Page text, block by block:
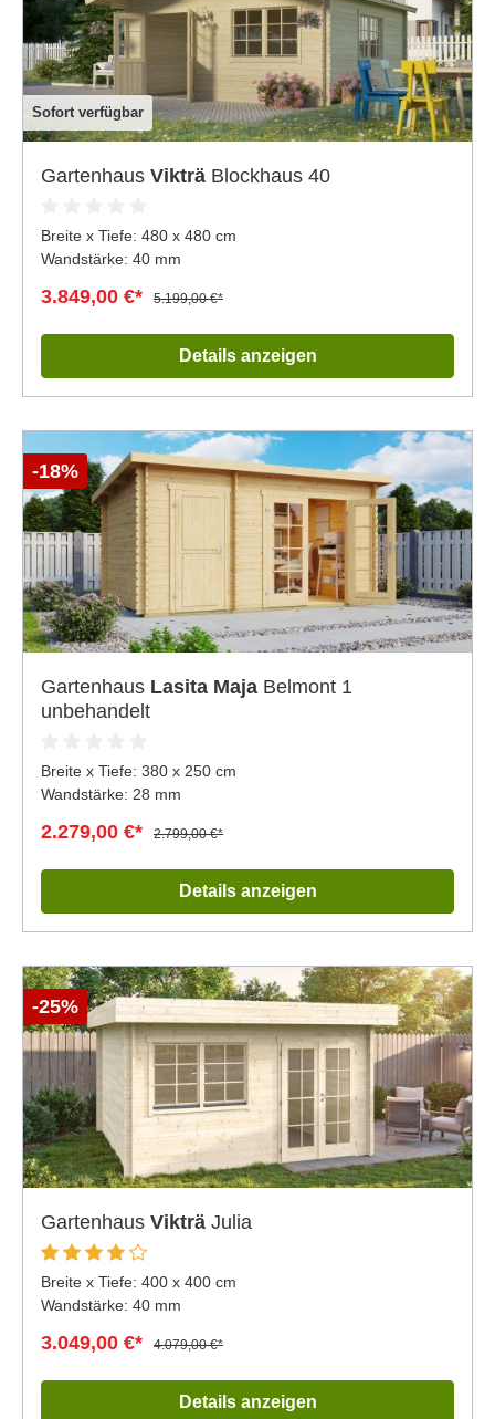
Sofort verfügbar
Gartenhaus Vikträ Blockhaus 40
Breite x Tiefe: 480 x 480 cm
Wandstärke: 40 mm
3.849,00 €* 5.199,00 €*
Details anzeigen
-18%
Gartenhaus Lasita Maja
unbehandelt
Breite x Tiefe: 380 x 250 cm
Wandstärke: 28 mm
2.279,00 €* 2.799,00 €*
Details anzeigen
-25%
Gartenhaus Vikträ Julia
Breite x Tiefe: 400 x 400 cm
Wandstärke: 40 mm
3.049,00 €* 4.079,00 €*
Details anzeigen